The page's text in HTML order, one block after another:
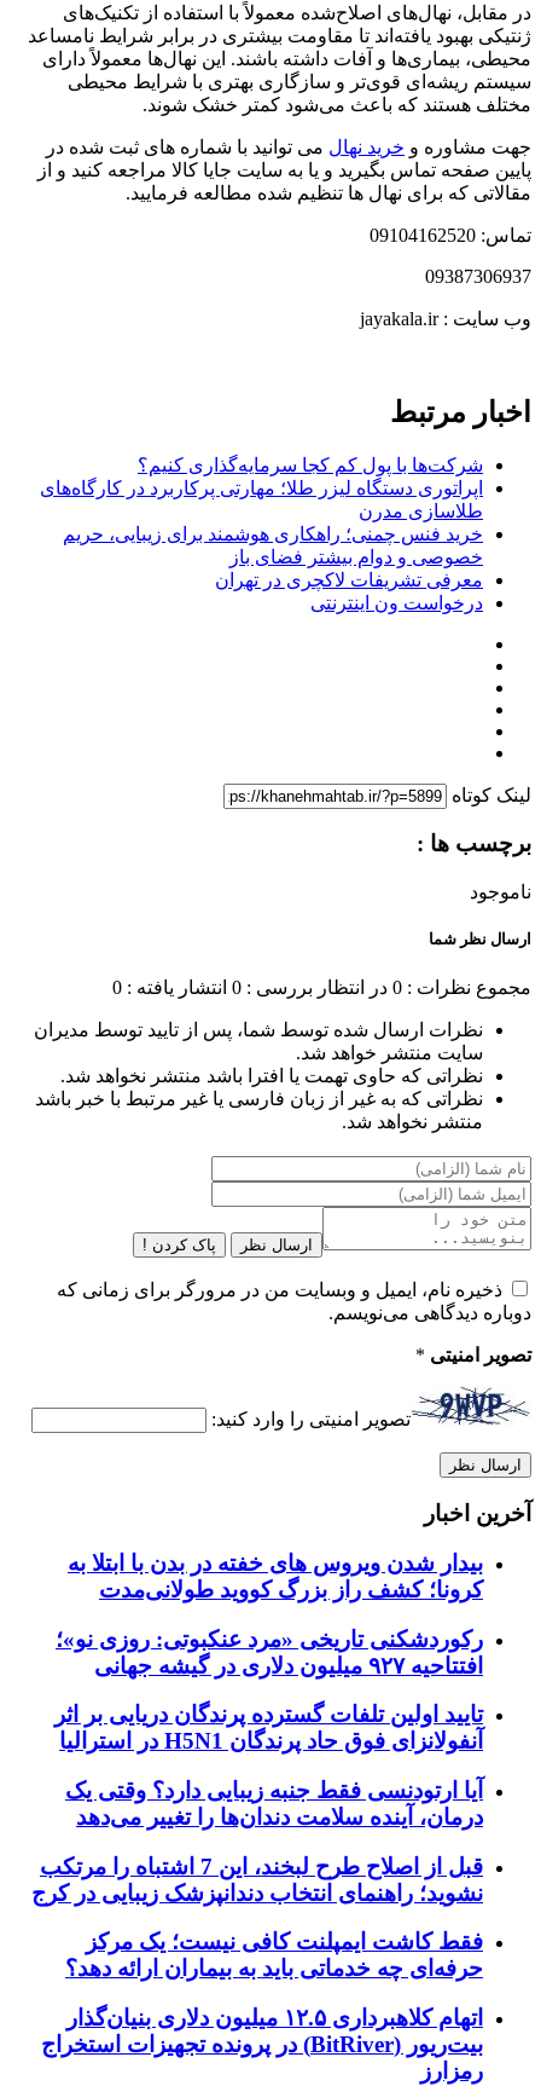
در مقابل، نهال‌های اصلاح‌شده معمولاً با استفاده از تکنیک‌های
ژنتیکی بهبود یافته‌اند تا مقاومت بیشتری در برابر شرایط نامساعد
محیطی، بیماری‌ها و آفات داشته باشند. این نهال‌ها معمولاً دارای
سیستم ریشه‌ای قوی‌تر و سازگاری بهتری با شرایط محیطی
مختلف هستند که باعث می‌شود کمتر خشک شوند.
جهت مشاوره و خرید نهال می توانید با شماره های ثبت شده در
پایین صفحه تماس بگیرید و یا به سایت جایا کالا مراجعه کنید و از
مقالاتی که برای نهال ها تنظیم شده مطالعه فرمایید.
تماس: 09104162520
09387306937
وب سایت : jayakala.ir
اخبار مرتبط
شرکت‌ها با پول کم کجا سرمایه‌گذاری کنیم؟
اپراتوری دستگاه لیزر طلا؛ مهارتی پرکاربرد در کارگاه‌های
طلاسازی مدرن
خرید فنس چمنی؛ راهکاری هوشمند برای زیبایی، حریم
خصوصی و دوام بیشتر فضای باز
معرفی تشریفات لاکچری در تهران
درخواست ون اینترنتی
لینک کوتاه
برچسب ها :
ناموجود
ارسال نظر شما
مجموع نظرات : 0 در انتظار بررسی : 0 انتشار یافته : 0
نظرات ارسال شده توسط شما، پس از تایید توسط مدیران
سایت منتشر خواهد شد.
نظراتی که حاوی تهمت یا افترا باشد منتشر نخواهد شد.
نظراتی که به غیر از زبان فارسی یا غیر مرتبط با خبر باشد
منتشر نخواهد شد.
ارسال نظر پاک کردن !
ذخیره نام، ایمیل و وبسایت من در مرورگر برای زمانی که
دوباره دیدگاهی می‌نویسم.
تصویر امنیتی *
تصویر امنیتی را وارد کنید:
آخرین اخبار
بیدار شدن ویروس‌ های خفته در بدن با ابتلا به
کرونا؛ کشف راز بزرگ کووید طولانی‌مدت
رکوردشکنی تاریخی «مرد عنکبوتی: روزی نو»؛
افتتاحیه ۹۲۷ میلیون دلاری در گیشه جهانی
تایید اولین تلفات گسترده پرندگان دریایی بر اثر
آنفولانزای فوق حاد پرندگان H5N1 در استرالیا
آیا ارتودنسی فقط جنبه زیبایی دارد؟ وقتی یک
درمان، آینده سلامت دندان‌ها را تغییر می‌دهد
قبل از اصلاح طرح لبخند، این 7 اشتباه را مرتکب
نشوید؛ راهنمای انتخاب دندانپزشک زیبایی در کرج
فقط کاشت ایمپلنت کافی نیست؛ یک مرکز
حرفه‌ای چه خدماتی باید به بیماران ارائه دهد؟
اتهام کلاهبرداری ۱۲.۵ میلیون دلاری بنیان‌گذار
بیت‌ریور (BitRiver) در پرونده تجهیزات استخراج
رمزارز